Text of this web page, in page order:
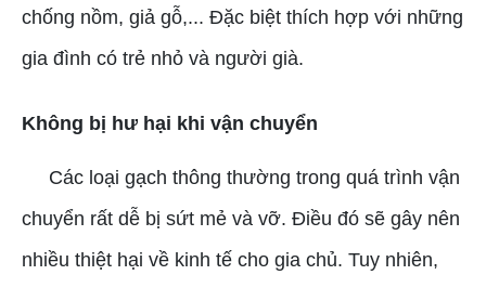
chống nồm, giả gỗ,... Đặc biệt thích hợp với những
gia đình có trẻ nhỏ và người già.
Không bị hư hại khi vận chuyển
Các loại gạch thông thường trong quá trình vận
chuyển rất dễ bị sứt mẻ và vỡ. Điều đó sẽ gây nên
nhiều thiệt hại về kinh tế cho gia chủ. Tuy nhiên,